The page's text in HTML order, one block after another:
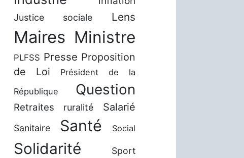
Justice sociale Lens
Maires Ministre
PLFSS Presse Proposition
de Loi
Président de la
République
Question
Retraites ruralité Salarié
Sanitaire Santé Social
Solidarité Sport